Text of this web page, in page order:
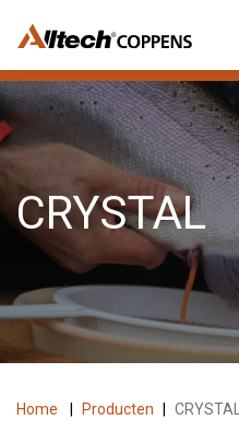
CRYSTAL
Home Producten CRYSTAL